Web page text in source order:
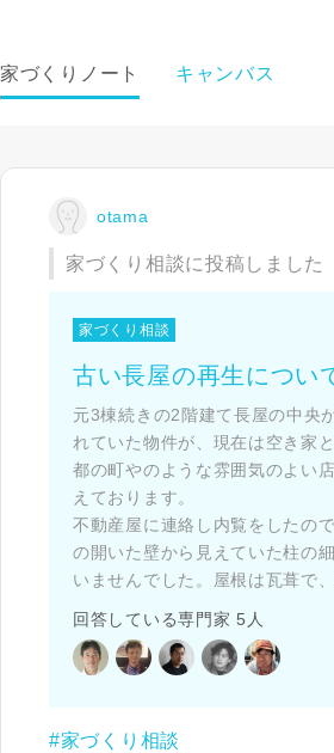
家づくりノート キャンバス
otama
家づくり相談に投稿しました
家づくり相談
古い長屋の再生につい
元3棟続きの2階建て長屋の中央
れていた物件が、現在は空き家
都の町やのような雰囲気のよい
えております。
不動産屋に連絡し内覧をしたの
の開いた壁から見えていた柱の
いませんでした。屋根は瓦葺で
回答している専門家 5人
#家づくり相談